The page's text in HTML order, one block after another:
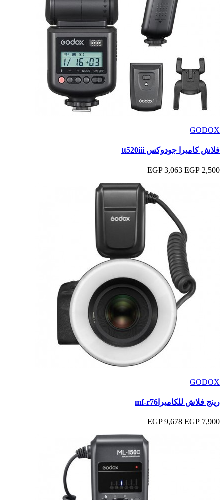
GODOX
فلاش كاميرا جودوكس tt520iii
2,500 EGP
3,063 EGP
GODOX
رينج فلاش للكاميراmf-r76
7,900 EGP
9,678 EGP